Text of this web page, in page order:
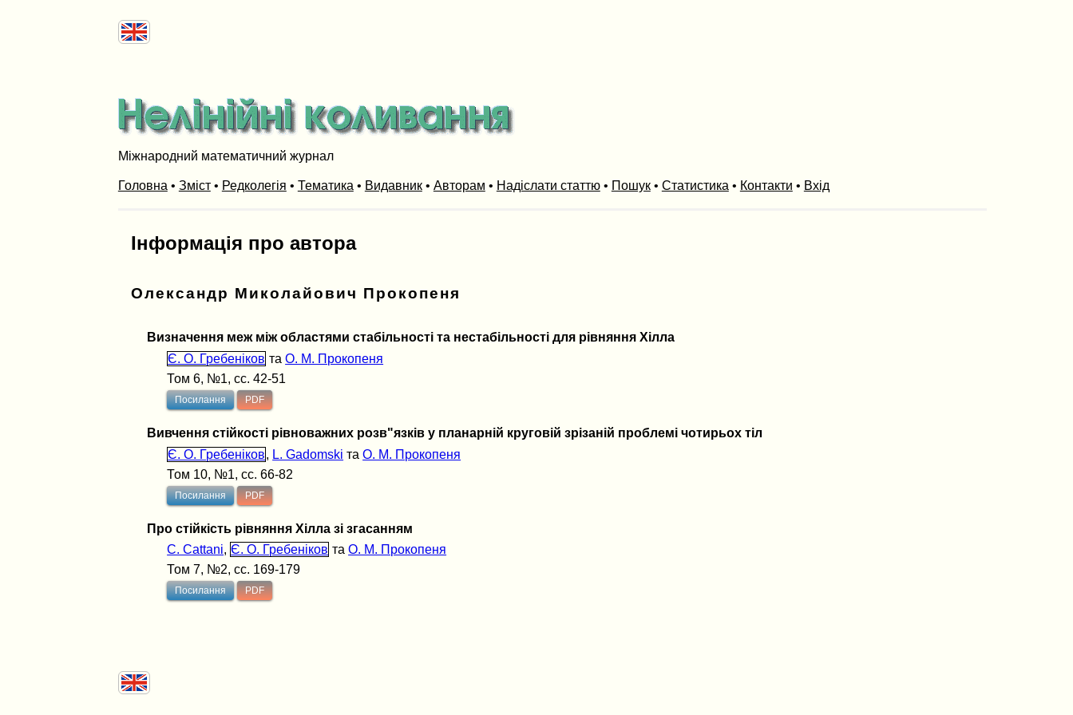
Міжнародний математичний журнал
Головна • Зміст• Редколегія • Тематика • Видавник• Авторам • Надіслати статтю• Пошук• Статистика • Контакти • Вхід
Інформація про автора
Олександр Миколайович Прокопеня
Визначення меж між областями стабільності та нестабільності для рівняння Хілла
Є. О. Гребеніков таО. М. Прокопеня
Том 6, №1, сс. 42-51
Посилання PDF
Вивчення стійкості рівноважних розв"язків у планарній круговій зрізаній проблемі чотирьох тіл
Є. О. Гребеніков, L. Gadomski таО. М. Прокопеня
Том 10, №1, сс. 66-82
Посилання PDF
Про стійкість рівняння Хілла зі згасанням
C. Cattani, Є. О. Гребеніков таО. М. Прокопеня
Том 7, №2, сс. 169-179
Посилання PDF